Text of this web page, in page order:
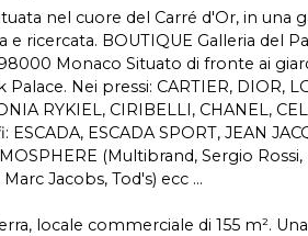
nel cuore del Carré d'Or, in una
ricercata. BOUTIQUE Galleria del
Monaco Situato di fronte ai
Nei pressi: CARTIER, DIOR,
RYKIEL, CIRIBELLI, CHANEL,
ESCADA, ESCADA SPORT, JEAN
(Multibrand, Sergio
Jacobs, Tod's) ecc ...
locale commerciale di 155 m².